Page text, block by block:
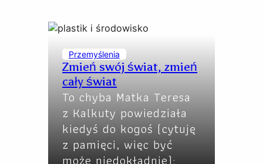
Przemyślenia
Zmień swój świat, zmień
cały świat
To chyba Matka Teresa
z Kalkuty powiedziała
kiedyś do kogoś (cytuję
z pamięci, więc być